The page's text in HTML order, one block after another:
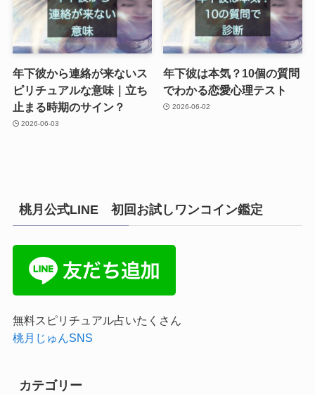
年下彼から連絡が来ないス
ピリチュアルな意味｜立ち
止まる時期のサイン？
2026-06-03
年下彼は本気？10個の質問
でわかる恋愛心理テスト
2026-06-02
桃月公式LINE 初回お試しワンコイン鑑定
無料スピリチュアル占いたくさん
桃月じゅんSNS
カテゴリー